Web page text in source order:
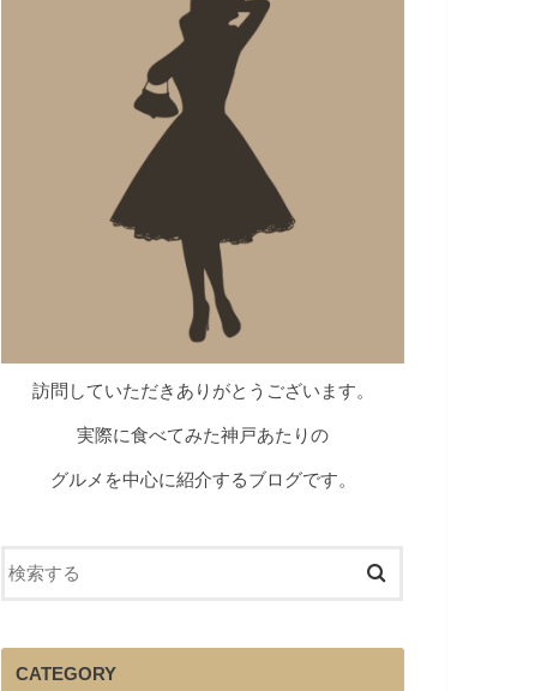
訪問していただきありがとうございます。
実際に食べてみた神戸あたりの
グルメを中心に紹介するブログです。
CATEGORY